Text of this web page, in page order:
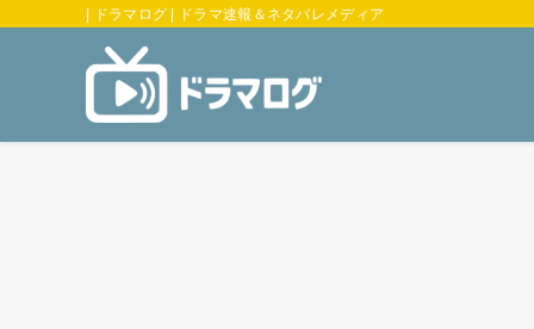
| ドラマログ | ドラマ速報＆ネタバレメディア